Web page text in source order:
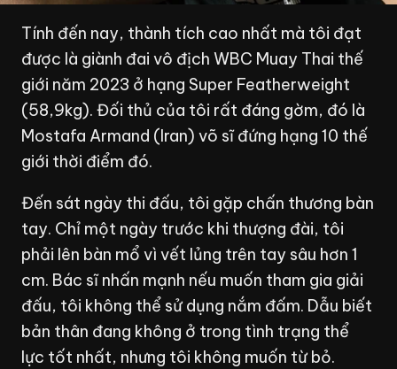
Tính đến nay, thành tích cao nhất mà tôi đạt
được là giành đai vô địch WBC Muay Thai thế
giới năm 2023 ở hạng Super Featherweight
(58,9kg). Đối thủ của tôi rất đáng gờm, đó là
Mostafa Armand (Iran) võ sĩ đứng hạng 10 thế
giới thời điểm đó.
Đến sát ngày thi đấu, tôi gặp chấn thương bàn
tay. Chỉ một ngày trước khi thượng đài, tôi
phải lên bàn mổ vì vết lủng trên tay sâu hơn 1
cm. Bác sĩ nhấn mạnh nếu muốn tham gia giải
đấu, tôi không thể sử dụng nắm đấm. Dẫu biết
bản thân đang không ở trong tình trạng thể
lực tốt nhất, nhưng tôi không muốn từ bỏ.